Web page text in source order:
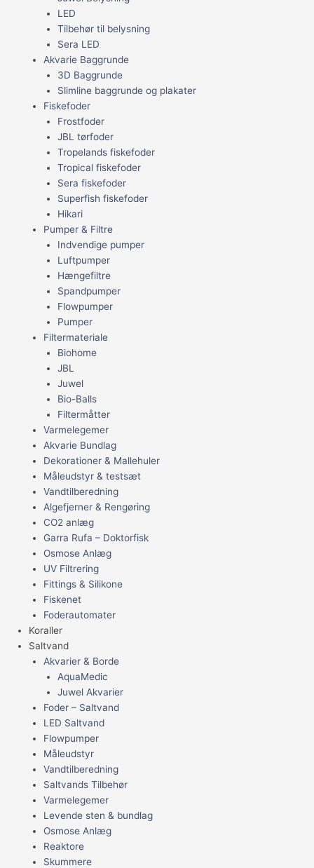
LED
Tilbehør til belysning
Sera LED
Akvarie Baggrunde
3D Baggrunde
Slimline baggrunde og plakater
Fiskefoder
Frostfoder
JBL tørfoder
Tropelands fiskefoder
Tropical fiskefoder
Sera fiskefoder
Superfish fiskefoder
Hikari
Pumper & Filtre
Indvendige pumper
Luftpumper
Hængefiltre
Spandpumper
Flowpumper
Pumper
Filtermateriale
Biohome
JBL
Juwel
Bio-Balls
Filtermåtter
Varmelegemer
Akvarie Bundlag
Dekorationer & Mallehuler
Måleudstyr & testsæt
Vandtilberedning
Algefjerner & Rengøring
CO2 anlæg
Garra Rufa – Doktorfisk
Osmose Anlæg
UV Filtrering
Fittings & Silikone
Fiskenet
Foderautomater
Koraller
Saltvand
Akvarier & Borde
AquaMedic
Juwel Akvarier
Foder – Saltvand
LED Saltvand
Flowpumper
Måleudstyr
Vandtilberedning
Saltvands Tilbehør
Varmelegemer
Levende sten & bundlag
Osmose Anlæg
Reaktore
Skummere